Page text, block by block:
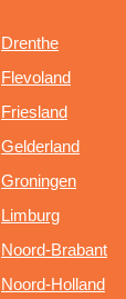
Drenthe
Flevoland
Friesland
Gelderland
Groningen
Limburg
Noord-Brabant
Noord-Holland